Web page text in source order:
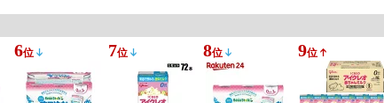
6位 7位 8位 9位